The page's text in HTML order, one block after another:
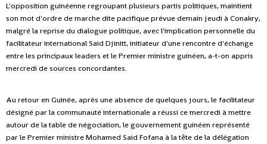
L'opposition guinéenne regroupant plusieurs partis politiques, maintient
son mot d'ordre de marche dite pacifique prévue demain jeudi à Conakry,
malgré la reprise du dialogue politique, avec l'implication personnelle du
facilitateur international Said Djinitt, initiateur d'une rencontre d'échange
entre les principaux leaders et le Premier ministre guinéen, a-t-on appris
mercredi de sources concordantes.
Au retour en Guinée, après une absence de quelques jours, le facilitateur
désigné par la communauté internationale a réussi ce mercredi à mettre
autour de la table de négociation, le gouvernement guinéen représenté
par le Premier ministre Mohamed Said Fofana à la tête de la délégation